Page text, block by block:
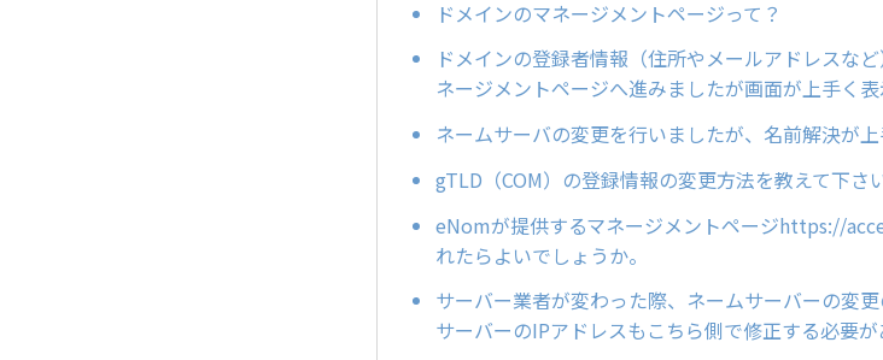
ドメインのマネージメントページって？
ドメインの登録者情報（住所やメールアドレスな
ネージメントページへ進みましたが画面が上手く表
ネームサーバの変更を行いましたが、名前解決が上
gTLD（COM）の登録情報の変更方法を教えて下さい
eNomが提供するマネージメントページhttps://
れたらよいでしょうか。
サーバー業者が変わった際、ネームサーバーの変
サーバーのIPアドレスもこちら側で修正する必要